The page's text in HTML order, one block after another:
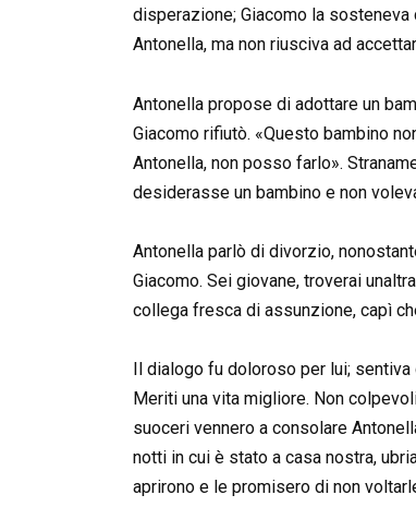
disperazione; Giacomo la
Antonella, ma non riusciva ad
Antonella propose di adottare un
Giacomo rifiutò. «Questo bambino
Antonella, non posso farlo».
desiderasse un bambino e non
Antonella parlò di divorzio,
Giacomo. Sei giovane, troverai
collega fresca di assunzione, capì
Il dialogo fu doloroso per lui; sentiva
Meriti una vita migliore. Non
suoceri vennero a consolare
notti in cui è stato a casa nostra,
aprirono e le promisero di non